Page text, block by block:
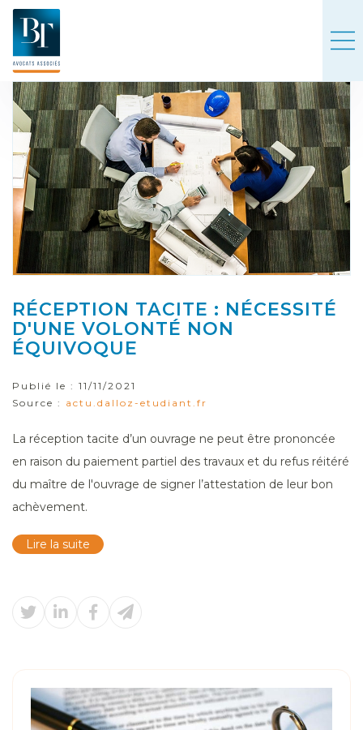
RÉCEPTION TACITE : NÉCESSITÉ
D'UNE VOLONTÉ NON
ÉQUIVOQUE
Publié le : 11/11/2021
Source : actu.dalloz-etudiant.fr
La réception tacite d’un ouvrage ne peut être prononcée
en raison du paiement partiel des travaux et du refus réitéré
du maître de l'ouvrage de signer l’attestation de leur bon
achèvement.
Lire la suite